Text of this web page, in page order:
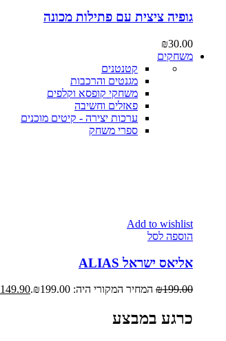
גופיה ציצית עם פתילות מכונה
₪30.00
משחקים
קטנטנים
מגנטים והרכבות
משחקי קופסא וקלפים
פאזלים וחשיבה
ערכות יצירה - קיטים מוכנים
ספרי משחק
Add to wishlist
הוספה לסל
אליאס ישראל ALIAS
₪199.00 המחיר המקורי היה: ₪199.00. 149.90
כרגע במבצע